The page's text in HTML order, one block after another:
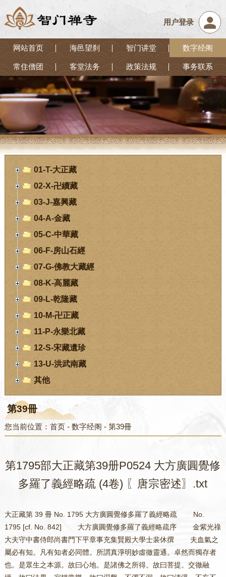
用户登录
网站首页 海邑望刹 智门讲堂 数字经阁
常住僧团 客堂法务 政策法规 事务联系
01-T-大正藏
02-X-卍續藏
03-J-嘉興藏
04-A-金藏
05-C-中華藏
06-F-房山石經
07-G-佛教大藏經
08-K-高麗藏
09-L-乾隆藏
10-M-卍正藏
11-P-永樂北藏
12-S-宋藏遺珍
13-U-洪武南藏
其他
第39冊
您当前位置： 首页- 数字经阁 - 第39冊
第1795部大正藏第39册P0524 大方廣圓覺修
多羅了義經略疏 (4卷) 〖唐宗密述〗.txt
大正藏第 39 冊 No. 1795 大方廣圓覺修多羅了義經略疏 No. 1795 [cf. No. 842] 大方廣圓覺修多羅了義經略疏序 金紫光祿大夫守中書侍郎尚書門下平章事充集賢殿大學士裴休撰 夫血氣之屬必有知。凡有知者必同體。所謂真淨明妙虛徹靈通。卓然而獨存者也。是眾生之本源。故曰心地。是諸佛之所得。故曰菩提。交徹融攝。故曰法界。寂靜常樂。故曰涅槃。不濁不漏。故曰清淨。不妄不變。故曰真如。離過絕非。故曰佛性。護善遮惡。故曰總持。隱覆含攝。故曰如來藏。超越玄閟。故曰密嚴國。統眾德而大備。爍群昏而獨照。故曰圓覺。其實皆一心也。背之則凡。順之則聖。迷之則生死始。悟之則輪迴息。親而求之。則止觀定慧。推而廣之。則六度萬行。引而為智。然後為正智。依而為因。然後為正因。其實皆一法也。終日圓覺。而未嘗圓覺者凡夫也。欲證圓而未極圓覺者菩薩也。具足圓覺。而住持圓覺者如來也。離圓覺無六道。捨圓覺無三乘。非圓覺無如來。泯圓覺無真法。其實皆一道也。三世諸佛之所證。蓋證此也。如來為一大事出現。蓋為此也。三藏十二部一切脩多羅。蓋詮此也。然如來垂教。指法有顯密。立義有廣略乘時有先後。當機有深淺。非上根圓智。其孰能大通之。故如來於光明藏。與十二大士。密說而顯演。潛通而廣被。以印定其法。為一切經之宗也。圭峯禪師。得法於荷澤嫡孫南印上足道圓和尚。一日隨眾僧。齋于州民任灌家。居下位以次受經。遇圓覺了義。卷未終軸。感悟流涕。歸以所悟告其師。師撫之曰。汝當大弘圓頓之教。此經諸佛授汝耳。禪師既佩南宗密印。受圓覺懸記。於是閱大藏經律。通唯識起信等論。然後頓轡於華嚴法界。宴坐於圓覺妙場。究一雨之所霑。窮五教之殊致。乃為之疏解。凡大疏三卷。大鈔十三卷。略疏兩卷。小鈔六卷。道場脩證儀一十八卷。並行於世。其敘教也圓。其見法也徹。其釋義也端如析薪。其入觀也明若秉燭。其辭也極於理而已。不虛騁。其文也扶於教而已。不苟飾。不以其所長病人。故無排斥之說。不以其未至蓋人。故無胸臆之論。蕩蕩然實十二部經之眼目。三十五祖之骨髓。生靈之大本。三世之達道。後世雖有作者。不能過矣。其四依之一乎。或淨土之親聞乎。何盡其義味如此也。或曰。道無形。視者莫能覩。道無方。行者莫能至。況文字乎。在性之而已。豈區區數萬言而可詮之哉。對曰。噫是不足以語道也。前不云乎。統眾德而大備。爍群昏而獨照者。圓覺也。蓋圓覺能出一切法。一切法未嘗離圓覺。今夫經律論三藏之文。傳于中國者五千餘卷。其所詮者何也。戒定慧而已。修戒定慧而求者何也。圓覺而已。圓覺一法也。張萬行而求之者何。眾生之根器異也。然則大藏皆圓覺之經。此疏乃大藏之疏也。羅五千軸之文。而以數卷之疏通之。豈不至簡哉。何言其繁也。及其斷言語之道。息思想之心。忘能所滅影像。然後為得也。固不在詮表耳。嗚呼。生靈之所以往來者。六道也。鬼神沈幽愁之苦。鳥獸懷獝狘之悲。脩多方瞋。諸天正樂。可以整心慮趣菩提。唯人道為能耳。人而不為。吾末如之何也已矣。休常遊禪師之閫域。受禪師之顯訣。無以自効。輒直讚其法。而普告大眾耳。其他備乎本序云。 大方廣圓覺修多羅了義經序 唐終南山草堂寺沙門宗密述 元亨利貞乾之德也。始於一氣。常樂我淨佛之德也。本乎一心。專一氣而致柔。修一心而成道。心也者。沖虛妙粹炳煥靈明。無去無來。冥通三際。非中非外。洞徹十方。不滅不生。豈四山之可害。離性離相。奚五色之能盲。處生死流。驪珠獨耀於滄海。踞涅槃岸。桂輪孤朗於碧天。大矣哉。萬法資始也。萬法虛偽。緣會而生。生法本無。一切唯識。識如幻夢。但是一心。心寂而知。目之圓覺。彌滿清淨中不容他。故德用無邊。皆同一性。性起為相。境智歷然。相得性融。身心廓爾。方之海印。越彼太虛。恢恢焉晃晃焉。逈出思議之表也。我佛證此。愍物迷之。再嘆奇哉。三思大事。既全十力。能摧樹下魔軍。爰起四心。欲示宅中寶藏。然迷頭捨父。悟有易難故。仙苑覺場。教興頓漸。漸設五時之異。空有迭彰。頓無二諦之殊。幽靈絕待。今此經者。頓之類歟。故如來入寂光土。凡聖一源現受用身。主伴同會。曼殊大士創問本起之因。薄伽至尊。首提究竟之果。照斯真體滅彼夢形。知無我人。誰受輪轉。種種幻化生於覺心。幻盡覺圓。心通法遍心本是佛。由念起而漂沈。岸實不移。因舟行而鶩驟。頓除妄宰。空不生華。漸竭愛源。金無重鑛。理絕修證。智似階差。覺前前非。名後後位。況妄忘起滅。德等圓明者焉。然出厩良駒。已搖鞭影。埋塵大寶。須設治方。故三觀澄明。真假俱入。諸輪綺互。單複圓脩。四相潛神。非覺違拒。四病出體。心華發明。復令長中下期克念攝念而加行。別遍互習業障惑。障而消亡。成就慧身。靜極覺遍。百千世界佛境現前。是以聞五種名。超剎寶施福。說半偈義。勝河沙小乘。實由無法不持無機不被者也。噫巴歌和眾。似量騰於猿心。雪曲應稀。了義匿於龍藏。宗密[髟/石]專魯誥。冠討竺墳。俱溺筌罤。唯味糠粕。幸於涪上。針芥相投。禪遇南宗。教逢斯典。一言之下。心地開通。一軸之中。義天朗耀。頃以道非常道。諸行無常。今知心是佛心。定當作佛。然佛稱種智。修假多聞。故復行詣百城。坐探群籍。講雖濫泰。學且師安。叨沐猶吾之納。謬當真子之印。再逢親友。彌感佛恩。久慨孤貧。將陳法施。採集般若。綸貫華嚴。提挈毘尼。發明唯識。然醫方萬品。宜選對治。海寶千般。先求如意。觀夫文富義博。誠讓雜華。指體投機。無偕圓覺。故參詳諸論。反復百家。以利其器。方為疏解。冥心聖旨。極思研精。義備性相。禪兼頓漸。勒成三卷。以傳強學。然上中下品。根欲性殊。今將法彼曲成。從其易簡。更搜精要。直註本經。庶即事即心。日益日損者矣。 大方廣圓覺修多羅了義經序 大方廣圓覺修多羅了義經略疏註卷上之一 唐終南山草堂寺沙門宗密述 將解此經。十門分別。一教起因緣。二藏乘分攝。三權實對辯。四分齊幽深。五所被機宜。六能詮體性。七宗趣通別。八修證階差。九通釋名題十別解文義。初有通別通謂酬因酬請顯理度生。一代教興皆由是矣。若原佛本意。則唯為一大事因緣故。別者。有十所為故說此經。 一顯示因行有本故 圓照淨覺了無明空。發清淨心方修萬行。 二泯絕果相成圓故 本無菩提涅槃。唯是清淨覺性。故無始終增減。方為究竟之果。 三決擇悟理應修故 普賢問意云。覺性本圓一切如幻。幻空無體。誰曰修行。如其不修何因證覺。佛說因起幻智以除諸幻。幻盡智泯覺心圓明。然今唯說空幻者。溺在無修。修習之徒縛於有得。良由悟修之意似反而符。故最難明。理須決擇。 四窮盡甚深疑念故 菩薩難意云。眾生本佛。今既無明。十方如來後應煩惱。佛答意云。即此分別便是無明。故見圓覺亦同流轉。如雲駛月運等。但一念不生。則前後際斷。如醫差華亡等。眾生即佛。人罕能知。知而寡信。信而鮮解。解亦難臻此境。今經決了實謂窮源。苟能精通群疑自釋。 五除斷輪迴根本故 發業成種。無明為根。潤業受生。貪愛為本。若不識其相賊即能為。若不達其空。永不可斷。故答文殊彌勒。究了盡其根源。 六搜索菩提隱障故 謂我人眾生壽命。雖名同諸教。而行相深密。從麁至細展轉難除故淨業一章重重搜索。 七少文能攝多門故 文唯二十八紙。義具頓漸空有悟修性相。 八一法 一一文中。無不標依圓覺結入圓覺。 巧被三根故 普眼觀門被上根。三觀諸輪被中根。道場加行被下根。 九令修稱性深禪故 三觀皆以悟淨圓覺為本。 十勸事離相明師故 佛本是而勤修。惑元無而須斷。無軌可則。無迹可依。必須離相明師觸向曉喻。故令親近盡命亡軀等。 二藏乘分攝者。謂三藏之中修多羅攝。二藏之中菩薩藏攝。諸乘之中一乘所攝。十二分中 一契經。二應頌三授記。四諷頌。五因緣。六自說。七本事。八本生。九方廣。十未曾有。十一譬喻。十二論義。 契經方廣二分所攝。三權實對辨者。然西域此方古今諸德立宗判教離合有殊。或一味不分或開宗料簡。今將略敘。且啟二門。初則不分。後明分教。不分之意其有五焉。一理本一味殊途同歸故。二一音普應一雨普滋故。三原佛本意為一事故。四隨一一文眾解不同故。五多種說法成枝流故。故不可分。即後魏流支。姚秦羅什。立一音教。是此意也。其分教者。有其八意 初五翻前後三別說。 一理雖一味詮有淺深故。二佛雖一音教隨機異故。三本意未申隨他意語故。四言有通別就顯說故。五由辨權實不住枝流故。六王之密語語同事別故。七不識佛意。以深為淺失於大利。以淺為深虛其功故。八諸佛菩薩亦自分故。以斯等意。開則得多失少。合則得少失多。但能虛己求宗分。亦何乖大旨。故今分之。然就分教。又諸德不同。今依賢首大師。統收為五。一小乘教。二大乘始教。三終教。四一乘頓教。五圓教。初者以隨機故。隨他語故。說諸法數一向差別。以其簡邪正辯凡聖分欣厭明因果。然其所說法數有七十五但說人空不明法空。唯依六識三毒。建立染淨根本未盡法源。故多諍論。二始教者。亦名分教。以深密第二第三時教同許定性無性俱不成佛故。今合之總為一教此既未盡大乘法理。故立為初。有不成佛。故名為分。廣說法相。削繁錄數猶有一百。少說法性。所說法性即法相數。決擇分明故少諍論。三終教者。亦名實教。定性二乘無性闡提。悉當成佛。方盡大乘至極之說。故立為終。以稱實理故名為實。少說法相多說法性。所說法相亦會歸性。故無諍論。上二教並依地位漸次修成。總名為漸。然大乘教總有三宗。謂法相破相 二皆漸教之始。即戒賢智光二論師。各依一經立三時教。互相破斥。而傳習者。皆認法性之經。成立自宗之義。 法性 通於頓漸。漸即終教。終於始故。頓如後說。 今將法性對二宗料簡。即為二門。一對法相。二對破相。初中性相二宗有多差別。今隨類束略敘十條。一三乘 性五故也。初小次一不了。後具三乘為了。深密云云。 一乘 生一故也。初小次二不了。後唯一乘為了。法華等云云。 三五性 楞伽等中皆說五種性故。 一性 法華楞伽涅槃皆唯一性。趣寂聲聞餘國佛度故。菩薩與記當作佛故。闡提有佛性故。攝論立法一居三後故法華破三多嫉怨故。 三唯心妄 八識從惑業生。 真 八識通如來藏。 四真如凝然 八識生滅故非隨緣。 隨緣 八識依藏性故但是真如隨緣成立。 五三性空有離 遍計空依圓有。 即 無性即圓。 六生佛不增不減 定性無性決不成佛故。生界不滅。一理齊平故。無增無減。 七二諦空有離 真俗條然。 即 第一義空該通真妄。 八四相前後 滅表後無。 同時 體性即滅。 九能所斷證離 根後緣境斷惑。以有為智證無為理。 即 惑即菩提。見即真如。 十佛身有為 四智依生滅識種故。報身有為。 無為 智依如來藏故。佛化身即常即法不墮諸數。況報體耶。 若知二教權實。二宗亦不相違。謂就機則三。約法則一。新熏則五。本有無二等。二對破相者。略有五別。一無性 以諸法無性為真如。 本性 以常住真心為真如。 二真智 能了無性者。 真知 一心真實本自能知。通於理智。徹於染淨。如華嚴問明品說。 二二諦 色等俗也空即真也。 三諦 加第一義諦。謂一真心性非空非色。能空能色如鏡之明。 四三性空有 空宗有謂依計。空謂圓成性宗。即遍計情有理無。依他相有性無。圓成情無理有。相無性有。 五佛德空 雖說佛身五求不得。得則虛忘。無得乃真。離一切相名佛功德。 有 諸佛皆具常樂我淨真實功德。身智通光一一無盡。性自本有。不待機緣。 略辨此五。餘可例知。然得意者亦不相違。謂一切法既皆是真心緣起。緣起無性還即真心。始不異本。知外無智。餘諦性等例之可明。然此門與前後別。但教有始終漸頓之殊法非深淺之異。四頓教者。但一念不生即名為佛。不依地位漸次而。說故立為頓 思益經。云得諸法正性者。不從一地至於一地。楞伽經云。初地即為八。乃至無所有何次。 總不說法性。唯辯真性。一切所有唯是忘想。一切法界唯是絕言。五法三自性皆空。八識二無我都遣。訶教勸離毀相泯心。生心即妄不生即佛 泯之迹絕方顯真性故。 五圓教者。明一位即一切位。一切位即一位。是故十信滿心。即攝五位成正覺等。主伴具足故名圓教。即華嚴經也。所說唯是無盡法界。性海圓融緣起無礙。如帝網珠重重無盡。已知五教貫於群詮。未審此經與彼何攝。今顯此義分作三門。一彼全攝此。此分攝彼。謂圓教也。二此分攝彼彼不攝此。謂初二也。三彼此克體全相攝屬。即終頓也 權實對辨訖。 四分齊幽深者。約起信論明諸染法本末五重。以顯諸宗所詮分齊深淺。論中初唯一心為本源。二依一心開二門。一者心真如門。謂心性不生不滅。二者心生滅門。謂依如來藏與生滅合。名阿黎耶識。三依此識明二義。一覺義(始本)。謂心體離念等。二不覺義。謂不如實知真如法一。不覺心起等。四依後義生三細。一依不覺故心動名業相。二依動故能見名轉相。三依見故境界妄現名現相。五依最後生六麁。一智相 依境分別也。即法執俱生。 二相續相 依智起念不斷。即法執分別。 三執取相 心起著故。即我執俱生。 四計名字相 我見分別。上四皆惑。 五起業相(業也)。六業繫苦相(報也) 言諸宗所詮分齊者。謂人天乘唯齊業報。小乘唯後四麁。法相極於三細。終頓通詮本末方窮初一心源。初一心源即此經圓覺妙心也。經標圓覺為宗本故。說染淨法皆從覺心所現起故 第一重。 文殊章末即真如門。經名如來藏差別。即生滅門 第二重。 普眼一章即始本覺。徵釋無明即是不覺 第三重。 淨業一章即三細二麁 第四重。 彌勒章初輪迴因果。即後四麁 第五重。 是知圓覺極盡五重。標云。幽深良在斯矣。五所被機宜者。略有二種。初料簡。後普收。初謂樂著名相以文為解者。繫滯行位高推聖境者。情尚於空觸言賓無者。自恃天真輕厭進習者。固執先聞擔麻棄金者。如上皆非其器。反上即皆是器。後普收者。一切眾生皆本有佛性。但得聞之無不獲益。謂宿機深者悟入。淺者信解。都無宿種者。亦皆熏成圓頓種性。如華嚴經食金剛喻。六能詮體性者。略作四門。一隨相門。復有二種。一聲名句文體。體用假實相資故。故十地經有空中風(喻聲)畫(名等)之喻。二通攝所詮體。若不詮義文非教故。二唯識門。前二不離識故。然有本影之異。三歸性門。此識無體唯是真如故。四無礙門。心境理事交徹相攝故。以一心法有二門故。七宗 當部所崇。 趣 宗之所歸。 通別者通論佛教因緣為宗 於中有小乘空宗法相法性圓融等異。今即法性。 別明此經又有總別。總以心(寂也)境(空也)空 遍計如蛇鬼等。下云。非作故無等。 寂 依他如影像等。下云。四大不動等。 覺性圓滿 由空寂故圓滿成實。 凡聖平等為宗 下云。覺圓明故。乃至根塵遍法界等。 令修行者忘情 由悟宗故即下縛脫八不等佛 由情忘故。 觀行速成為趣。又以前趣為宗。令惑業消滅永絕輪迴起大神用安樂自在為趣。別者有五對。一教義對。教說為宗義意為趣。二理事對。舉事為宗顯理為趣。三境行對。理境為宗觀行為趣。四行寂對。觀行為宗絕觀為趣。五寂用對。絕觀心寂為宗起大神用為趣。此五亦是從前起後漸漸相由矣。八修證階差者謂若但。約教文唯生義解。忘詮修證復有其門。故以心傳心歷代不絕。自佛屬迦葉展轉于今。燈燈相承明明無盡。然所傳法不出定慧悟修頓漸。無定無慧是狂是愚。偏修一門無明邪見。此二雙運成兩足尊。故天台修行宗於止觀。其頓漸悟修者。頓悟 日出孩生 漸修 霜消孩長。 為解悟漸修頓悟 伐木入都。 頓修漸悟 磨鏡學射。 漸修漸悟 如登九層臺。足履漸高所鑑漸遠。 並為證悟。若頓悟頓修 斬染綟絲。 則通三義謂先悟 廓然頓了。 後修 不著不證曠然合道。 為解悟先修(服藥)後悟(病除)為證悟修 無心忘照悟 任運寂知。 一時即通解證。若云本具一切佛德為悟 如飲大海。 一念萬行為修 得百川味。 亦通解證。此圓覺經備前諸說。為文殊一章。是頓解悟。普眼觀成是頓證悟。三觀諸輪是漸證悟。又三觀一一首標悟淨圓覺。次明行相。後顯功成。初中為對是頓悟漸修。中後為對是漸修頓悟。此等頓漸皆語用心。不同前門但是判教。苟得其意皆成定慧。如其失旨妄想無記。冀諸學者審而修之。其第九第十兩門。便隨本文注解。故不牒其科段。 大方廣圓覺修多羅了義經 上五字所詮。謂圓覺是法。大方廣是義。故文中標結指陳。一一只言圓覺不言大等。下六字屬能詮。謂經是教法。修多羅了義。歎教勝能。經有五名。首題唯二。良以宗本體用是法義之宏綱。詮旨功能是言象之皎鏡。事周義盡。須建五名。簡要標題且存兩號。大等三字是體相用。各有二義。大者當體得名。常遍為義。當體者。不同法相宗揀小之大。大外有小可揀。猶是分限。豈為至大。今以圓覺體無邊涯絕諸分量。強名大也。常遍者。常則竪通三世。遍則橫該十方。竪者過去無始未來無終。無有一法先之。唯此先於諸法。故名大也。故涅槃經云。所言大者。名之為常。橫者十方窮之無有涯畔。涅槃又云。所言大者。其性廣博。猶如虛空。方者就法得名。軌持為義。軌生物解。任持自性。持自性者。一切眾生皆有本覺。雖流浪六道受種種身。而此覺性不曾失滅。生解者。眾生悟入知見。雖因善友開示。然其智解從覺性生。如水土之潤生穀等牙。牙從種生不從水土。故文云。圓覺流出菩提涅槃及波羅蜜。教授菩薩。廣者從用得名。廣多廣博為義。廣多者。此圓覺性。本有過塵沙之妙用。潛興密應無有休息。無有窮盡。廣博者。此無盡之用一一同於覺性。無有邊際無有分限。故文云。覺性遍滿圓無際故。當知六根遍滿法界。如是乃至八萬四千陀羅尼門遍滿法界。圓覺者直指法體。若不克體標指。則不知向來說何法大說何法廣。圓者。滿足周備。此外更無一法。覺者。虛明靈照無諸分別念想。故論云。所言覺義者。謂心體離念。離念相者等虛空界。即是如來平等法身。依此法身說名本覺。釋曰。此是釋如來藏心生滅門中本覺之文也。故知此覺非離凡局聖。非離境局心。心境凡聖本空唯是靈覺。故言圓也下文說。涅槃昨夢世界空華。眾生本成佛道。又云。一切覺故。又云。幻滅覺圓滿。或唯覺之一字是法。餘四皆義。意言。此覺有廣大義。有方圓義。謂體大而用廣。理方而義圓。方是正直不偏不邪。圓是滿足無虧無缺亦可大。方是體廣圓是用。謂體大而方正不偏。用廣而圓滿無缺。故復以方連大。以圓連廣。又上三字是別。圓字是總意明。此覺具足三大之德。故名圓也。是則總別之德具彰。法義之門雙指。故名大方廣圓覺。後能詮修多羅三字總指諸經。了義二字歎此一部是諸經決了之義也。故下文云。是十二部經清淨眼目。經之一字正是此典。修多羅者。此云契經。契謂契理契機。經謂貫穿攝化。謂貫穿所應知義。攝持所化生故。了義者。決擇究竟顯了之說。非覆相密意含隱之譚。然諸經中何者了義。何者不了。清涼大師答順宗皇帝所問諸經了義云。佛一代教。若約本為一事。則八萬度門莫非了義。若圓器受法無法不圓。得之由人亦皆為了義。此二不足簡別。今約開方便門示真實相。則有了不了。故淨名涅槃寶積等經皆云。依了義經。不依不了義經。不了義經。謂小乘教。了義經者。謂大乘教。大乘復有了不了。謂有大乘。雖六度悲智兼修。而定說三乘不一。亦非了義。若有會歸一極。以玄鑪陶於群像。智海總乎萬流。無二無三無不成佛。中道理觀不共二乘。方為了義。又大寶積經云。舍利弗。何等經中名為了義。何等經中名不了義。舍利弗。若諸經中宣說世俗名不了義。宣說勝義名為了義。宣說作業煩惱名不了義。宣說煩惱業盡名為了義。宣說厭離生死趣求涅槃名不了義。宣說生死涅槃無二無別名為了義。宣說種種文句差別名不了義。宣說甚深難見難覺名為了義。釋曰。據上說了義行相。皆與圓覺相。當佛自料簡固應無惑。經者契經。亦如上釋。逐便從簡。又略契字。問修多羅與經但唐梵之文異。今雙置題目。豈非繁重。答上則總指諸部。此則唯目當經。對總歎別。故非重也。亦如大方等修多羅王經。豈不亦修多羅王四字是總指諸部以歎其經耶。 罽賓沙門佛陀多羅譯 開元釋教目錄云。沙門佛陀多羅唐言覺救。北印度罽賓人也。於東都白馬寺。譯圓覺經一部。不載年月。續古今譯經圖紀。及貞元目錄亦同。北都藏海寺道詮法師疏。又云。羯濕彌羅三藏法師佛陀多羅。以長壽二年龍集癸已。持於梵本方至神都。於白馬寺傳譯兩卷。總二十八紙。其度語筆授證義潤文諸德具如別錄。此下正釋經文。總分三分。謂序正流通。序中證信便是發起。謂佛入大光明藏。與一切佛同住眾生清淨覺地。現諸淨土。菩薩主伴皆入三昧。同一佛境。以表因果無異凡聖同源。顯發此經旨趣如是。然證信序諸經皆同。是阿難請問佛令置之。亦為斷疑息諍及異邪故。然雖具六成就。今隨文便均於廣略。總分為三。一信聞時主。二說處依真。三同體法眾。今初信聞時主。 如是 且兼我聞合釋。即指法之辭也。如是之法我從佛聞。佛地論云。謂結集時諸菩薩眾咸共請言。如汝所聞當如是說。傳法菩薩便許可彼言。如是當說。如我所聞。釋曰。以佛地經在淨土說故。論釋結集者云是菩薩。又纂靈記云。摩訶衍藏。是文殊師利與阿難海。於鐵圍山間結集故。離釋如是者。信成就也。智論云。佛法大海。信為能入智為能度。信者言是事如是。不信者言是事不如是。故肇公云。信順之辭也。信則所言之理順。順則師資之道成。又聖人說法但為顯如。唯如為是。故稱如是。又真不違俗名如。俗順於真為是。又如者當理之言。是者無非之稱。又有無不二為如。如非有無為是。若唯就當經說者。凡聖因果不異圓覺名如。唯此因果方離過非為是。 我聞 聞成就也。我即文殊及阿難海。五蘊假者。云何稱我。我有四種。一凡夫遍計。二外道宗計。三諸聖隨世假分賓主。四法身真我。今是後二。故無過也。聞謂耳根發識。雖因耳處。廢別從總故稱我聞。非邪慢心而有所說。若無相宗。我既無我聞亦無聞。從緣空故。不壞假名即不聞聞爾。若約法性。此經旨趣傳法菩薩。以我無我不二之真我根境非一異之妙。耳聞真俗無礙之法門也。 一時 時成就也。師資合會說聽究竟。總言一時。一時者。簡異餘時。時者隨世假立。如來說經時有無量。不能別舉。一言略周故但云一時。如涅槃云。一時佛在恒河岸等。又諸方時分延促不同。故但言一時。若約當宗。即說聽之時。心境泯理。智融凡聖。如本始會。此諸二法皆一之時。 婆伽婆 主成就也。涅槃云。能破煩惱名娑伽婆。即當斷德。以顯法身。淨土說經法報不分非應化矣。故佛地經云。是薄伽梵最淨淨覺。極於法界。盡於虛空。窮未來際。若約諸經。多是佛字翻云覺者。謂心體離念。覺了真妄性相故。覺具三義。謂自覺覺他覺滿。若約佛地論。則具十義。謂具二智離二障。於一切性相能自開覺。亦能開覺一切有情。如睡夢覺。如蓮華開。故名為佛。若依華嚴則說十佛。謂成正覺佛。願佛。業報佛。住持佛。涅槃佛。法界佛。心佛。三昧佛。本性佛。隨樂佛。若出其體即圓覺也。如題中釋二說處。依真者。處成就也。謂佛入法性源。現無邊無礙剎土。亦不定分自他受用。故曰依真。然諸大乘經在淨土中說者。今略舉十以為其例。謂深密經法集經。稱讚大乘經。密嚴經。心印經。興顯經。大毘盧經。入印法門經。虛空藏經。佛地經云。如是我聞。一時薄伽梵。住最勝光曜。放大光明普照無邊世界。周圓無際超過三界所行之處。彼論釋云。此土受用土攝。說此經佛是受用身。此淨土量無邊際故若爾。此地上菩薩所應見聞。何故於此化土中結集流布。論自答云。佛為地上諸菩薩說。令傳法者結集流通又云。說此經時地前大眾。見變化身居此穢土為其說法。地上大眾。見受用身居佛淨土為其說法。所聞雖同所見各別。而傳法者。為令眾生聞勝希願證佛功德。故就勝者所見結集。言婆伽梵住最勝等。文中二。初攝相歸真。後稱真現土。初中三。一標入智用之源。二明與凡聖同體。三總彰稱體圓遍。今初標入智用之源。 入於神通大光明藏 藏即寶性法界藏。起信心真如。是諸佛眾生之本源。神通光明之性體。塵沙德用並蘊其中。百千通光皆從斯起。故云藏也。亦名法性。土亦名常寂光土。息諸分別。智與理冥名為入矣。然諸佛有常光放光。若約常光光即是藏。謂心性本明。迷之似闇。妄想既盡顯煥無涯。故論云。心性不起即是大智慧光明遍照法界。若約所放光及所起通。即神通光明之藏。 三昧正受 唐梵雙彰也。安住藏中不受諸受名為正受。又三昧此云正思。謂在定時。於所緣境審正思察故。二明與凡聖同體者。既入其源即同其體。故論云。無漏無明種種業幻。皆同真如性相。華嚴亦云。心佛及眾生。是三無差別。文中二。初明聖同。 一切 十方三世。 如來 本覺名如始覺名來。始本不二名曰如來。是則眾生有本無始。是如不來。 光嚴 重重交光照曜炳著。 住 安